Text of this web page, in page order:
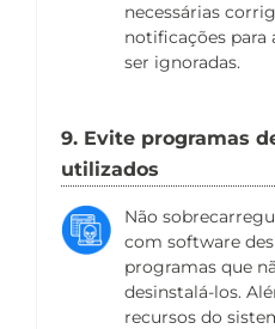
necessárias
notificações para
ser ignoradas.
9. Evite programas
utilizados
Não
com software
programas que
desinstalá-los.
recursos do